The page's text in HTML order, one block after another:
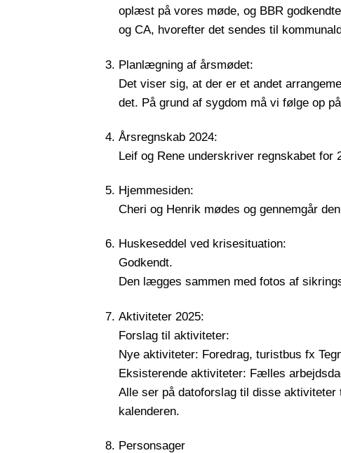
oplæst på vores møde, og BBR
og CA, hvorefter det sendes til
Planlægning af årsmødet:
Det viser sig, at der er et andet
det. På grund af sygdom må vi følge op
Årsregnskab 2024:
Leif og Rene underskriver regnskabet for
Hjemmesiden:
Cheri og Henrik mødes og gennemgår
Huskeseddel ved krisesituation:
Godkendt.
Den lægges sammen med fotos af
Aktiviteter 2025:
Forslag til aktiviteter:
Nye aktiviteter: Foredrag, turistbus fx
Eksisterende aktiviteter: Fælles
Alle ser på datoforslag til disse
kalenderen.
Personsager